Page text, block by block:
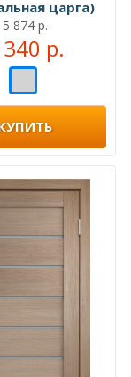
царга)
5 874 р.
р.